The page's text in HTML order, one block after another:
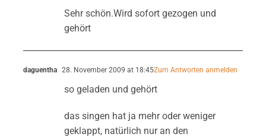
Sehr schön.Wird sofort gezogen und
gehört
daguentha 28. November 2009 at 18:45Zum Antworten anmelden
so geladen und gehört
das singen hat ja mehr oder weniger
geklappt, natürlich nur an den